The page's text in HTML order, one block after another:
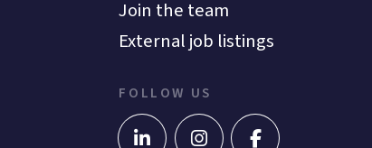
Join the team
External job listings
FOLLOW US